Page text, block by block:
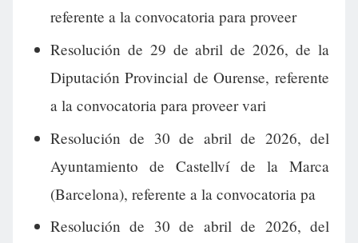
referente a la convocatoria para proveer
Resolución de 29 de abril de 2026, de la
Diputación Provincial de Ourense, referente
a la convocatoria para proveer vari
Resolución de 30 de abril de 2026, del
Ayuntamiento de Castellví de la Marca
(Barcelona), referente a la convocatoria pa
Resolución de 30 de abril de 2026, del